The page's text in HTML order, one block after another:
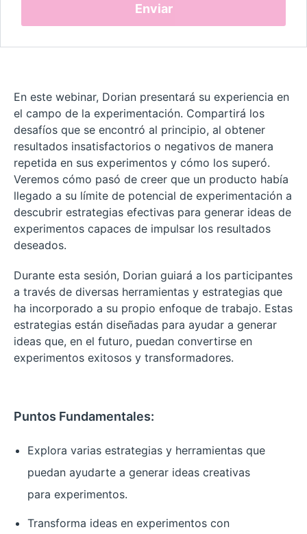
Enviar
En este webinar, Dorian presentará su experiencia en
el campo de la experimentación. Compartirá los
desafíos que se encontró al principio, al obtener
resultados insatisfactorios o negativos de manera
repetida en sus experimentos y cómo los superó.
Veremos cómo pasó de creer que un producto había
llegado a su límite de potencial de experimentación a
descubrir estrategias efectivas para generar ideas de
experimentos capaces de impulsar los resultados
deseados.
Durante esta sesión, Dorian guiará a los participantes
a través de diversas herramientas y estrategias que
ha incorporado a su propio enfoque de trabajo. Estas
estrategias están diseñadas para ayudar a generar
ideas que, en el futuro, puedan convertirse en
experimentos exitosos y transformadores.
Puntos Fundamentales:
Explora varias estrategias y herramientas que
puedan ayudarte a generar ideas creativas
para experimentos.
Transforma ideas en experimentos con